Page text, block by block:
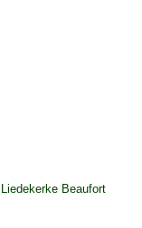
Beaufort